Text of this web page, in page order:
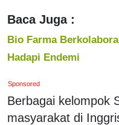
Baca Juga :
Bio Farma
Hadapi Endemi
Sponsored
Berbagai kelompok
masyarakat di